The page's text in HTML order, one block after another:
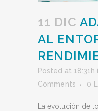
11 DIC
AL
Posted at 18:31h
Comments
0
La evolución de